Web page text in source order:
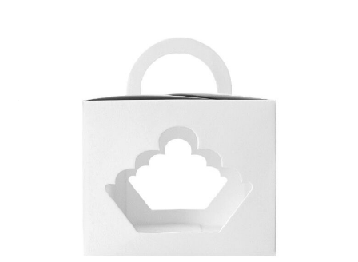
Informeer mij wanneer dit product op voorraad is
Niet op voorraad
Verpakt per 3 stuks